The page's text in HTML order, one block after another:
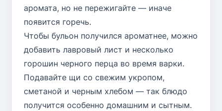
аромата, но не пережигайте — иначе
появится горечь.
Чтобы бульон получился ароматнее, можно
добавить лавровый лист и несколько
горошин черного перца во время варки.
Подавайте щи со свежим укропом,
сметаной и черным хлебом — так блюдо
получится особенно домашним и сытным.